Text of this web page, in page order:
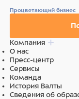
Процветающий бизнес
Компания
О нас
Пресс-центр
Сервисы
Команда
История Валты
Сведения об